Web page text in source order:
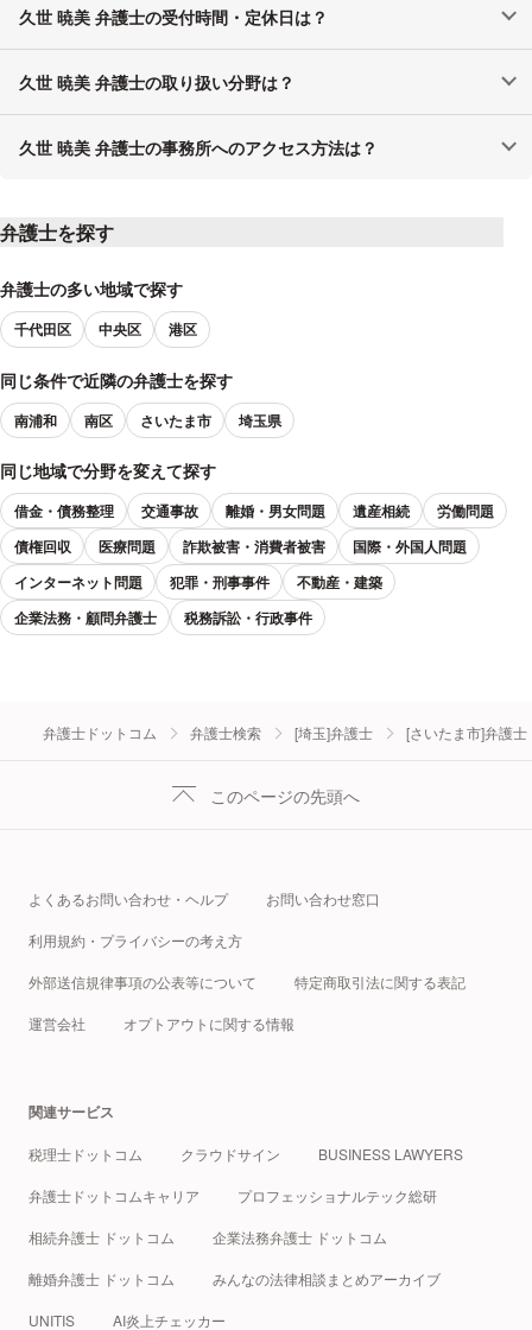
久世 暁美 弁護士の受付時間・定休日は？
久世 暁美 弁護士の取り扱い分野は？
久世 暁美 弁護士の事務所へのアクセス方法は？
弁護士を探す
弁護士の多い地域で探す
千代田区 中央区 港区
同じ条件で近隣の弁護士を探す
南浦和 南区 さいたま市 埼玉県
同じ地域で分野を変えて探す
借金・債務整理 交通事故 離婚・男女問題 遺産相続
労働問題
債権回収
医療問題 詐欺被害・消費者被害
国際・外国人問題
インターネット問題
犯罪・刑事事件
不動産・建築
企業法務・顧問弁護士
税務訴訟・行政事件
弁護士ドットコム 弁護士検索 [埼玉]弁護士 [さいたま市]弁護士
このページの先頭へ
よくあるお問い合わせ・ヘルプ お問い合わせ窓口
利用規約・プライバシーの考え方
外部送信規律事項の公表等について 特定商取引法に関する表記
運営会社 オプトアウトに関する情報
関連サービス
税理士ドットコム クラウドサイン BUSINESS LAWYERS
弁護士ドットコムキャリア プロフェッショナルテック総研
相続弁護士 ドットコム 企業法務弁護士 ドットコム
離婚弁護士 ドットコム みんなの法律相談まとめアーカイブ
UNITIS AI炎上チェッカー